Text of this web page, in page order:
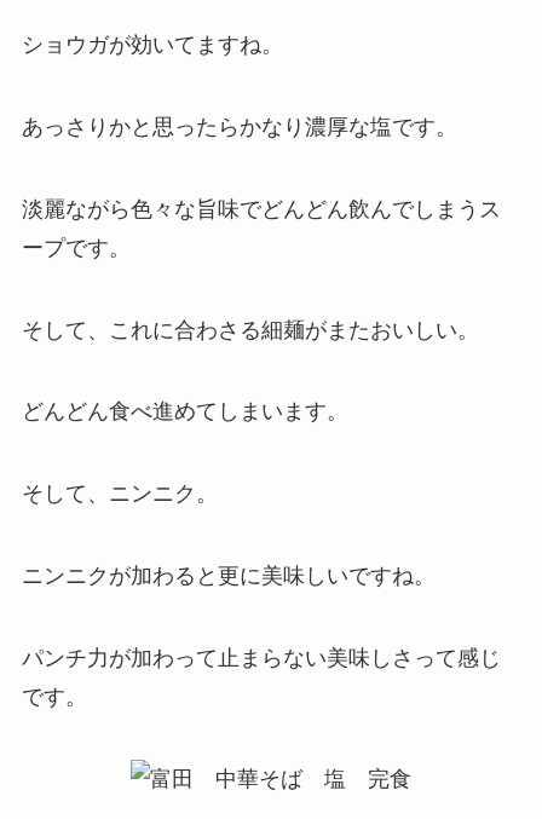
ショウガが効いてますね。
あっさりかと思ったらかなり濃厚な塩です。
淡麗ながら色々な旨味でどんどん飲んでしまうス
ープです。
そして、これに合わさる細麺がまたおいしい。
どんどん食べ進めてしまいます。
そして、ニンニク。
ニンニクが加わると更に美味しいですね。
パンチ力が加わって止まらない美味しさって感じ
です。